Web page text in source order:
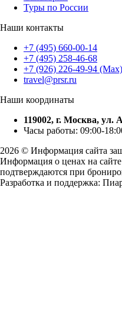
Туры по России
Наши контакты
+7 (495) 660-00-14
+7 (495) 258-46-68
+7 (926) 226-49-94 (Max)
travel@prsr.ru
Наши координаты
119002, г. Москва, ул.
Часы работы: 09:00-
2026 © Информация сайта
Информация о ценах на
подтверждаются при
Разработка и поддержка: